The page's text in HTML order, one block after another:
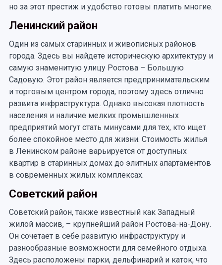
но за этот престиж и удобство готовы платить многие.
Ленинский район
Один из самых старинных и живописных районов
города. Здесь вы найдете историческую архитектуру и
самую знаменитую улицу Ростова – Большую
Садовую. Этот район является предпринимательским
и торговым центром города, поэтому здесь отлично
развита инфраструктура. Однако высокая плотность
населения и наличие мелких промышленных
предприятий могут стать минусами для тех, кто ищет
более спокойное место для жизни. Стоимость жилья
в Ленинском районе варьируется от доступных
квартир в старинных домах до элитных апартаментов
в современных жилых комплексах.
Советский район
Советский район, также известный как Западный
жилой массив, – крупнейший район Ростова-на-Дону.
Он сочетает в себе развитую инфраструктуру и
разнообразные возможности для семейного отдыха.
Здесь расположены парки, дельфинарий и каток, что